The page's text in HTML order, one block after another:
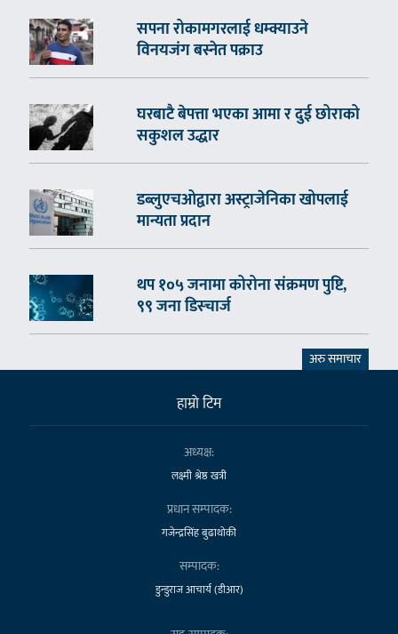
सपना रोकामगरलाई धम्क्याउने
विनयजंग बस्नेत पक्राउ
घरबाटै बेपत्ता भएका आमा र दुई छोराको
सकुशल उद्धार
डब्लुएचओद्वारा अस्ट्राजेनिका खोपलाई
मान्यता प्रदान
थप १०५ जनामा कोरोना संक्रमण पुष्टि,
९९ जना डिस्चार्ज
अरु समाचार
हाम्राे टिम
अध्यक्ष:
लक्ष्मी श्रेष्ठ खत्री
प्रधान सम्पादक:
गजेन्द्रसिंह बुढाथोकी
सम्पादक:
डुन्डुराज आचार्य (डीआर)